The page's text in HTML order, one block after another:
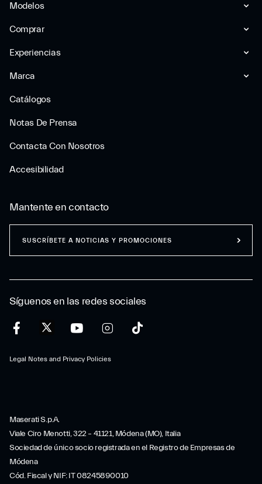
Modelos
Comprar
Experiencias
Marca
Catálogos
Notas De Prensa
Contacta Con Nosotros
Accesibilidad
Síguenos en las redes sociales
Legal Notes and Privacy Policies
Mantente en contacto
SUSCRÍBETE A NOTICIAS Y PROMOCIONES
Maserati S.p.A.
Viale Ciro Menotti, 322 – 41121, Módena (MO), Italia
Sociedad de único socio registrada en el Registro de Empresas de
Módena
Cód. Fiscal y NIF: IT 08245890010